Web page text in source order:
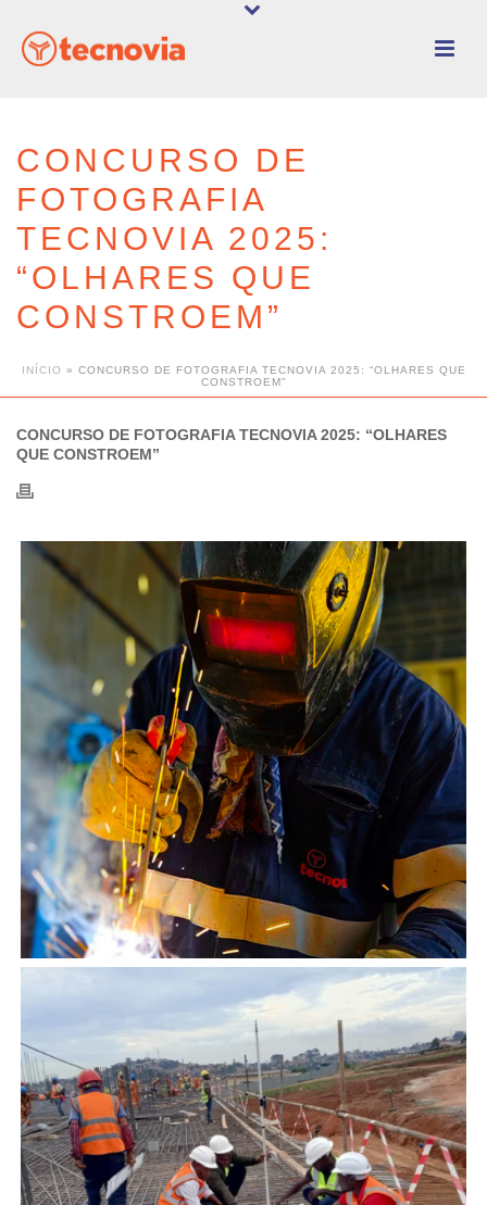
CONCURSO DE
FOTOGRAFIA
TECNOVIA 2025:
“OLHARES QUE
CONSTROEM”
INÍCIO » CONCURSO DE FOTOGRAFIA TECNOVIA 2025: “OLHARES QUE
CONSTROEM”
CONCURSO DE FOTOGRAFIA TECNOVIA 2025: “OLHARES
QUE CONSTROEM”